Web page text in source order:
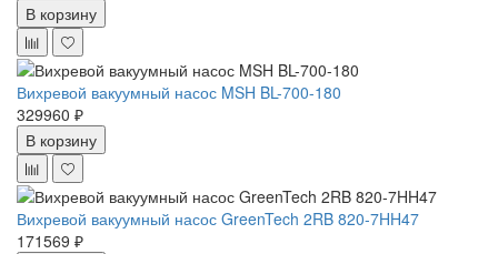
В корзину
Вихревой вакуумный насос MSH BL-700-180
329960 ₽
В корзину
Вихревой вакуумный насос GreenTech 2RB 820-7HH47
171569 ₽